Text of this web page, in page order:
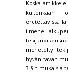
Koska
kuitenkaan
erotettavissa
ilmene
menetelty
hyvän tavan
3 §:n mukaisia